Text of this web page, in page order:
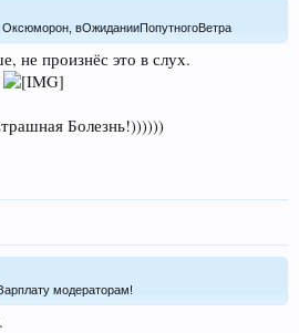
вОжиданииПопутногоВетра
не произнёс это в слух.
Болезнь!))))))
модераторам!